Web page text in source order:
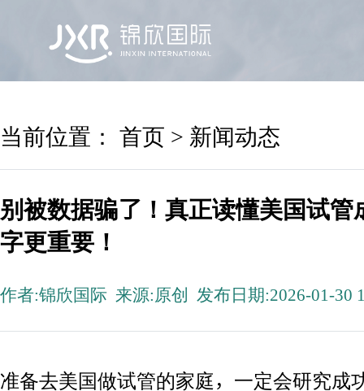
当前位置： 首页 > 新闻动态
别被数据骗了！真正读懂美国试管
字更重要！
作者:锦欣国际 来源:原创 发布日期:2026-01-30
准备去美国做试管的家庭，一定会研究成